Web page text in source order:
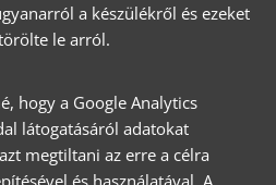
a készülékről és ezeket
le arról.
hogy a Google Analytics
látogatásáról adatokat
megtiltani az erre a célra
és használatával. A